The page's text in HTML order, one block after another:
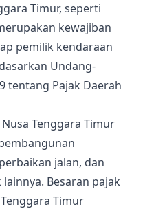
Timur, seperti
kewajiban
pemilik kendaraan
Undang-
tentang Pajak Daerah
Tenggara Timur
jalan, dan
Besaran pajak
Timur